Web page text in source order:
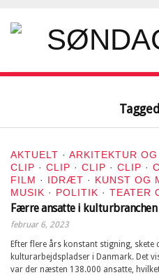
AKTUELT · ARKITEKTUR
CLIP · CLIP · CLIP · CLIP ·
FILM · IDRÆT · KUNST OG
MUSIK · POLITIK · TEATER
Færre ansatte i kulturbranchen
februar 6, 2023
Efter flere års konstant stigning,
kulturarbejdspladser i Danmark. Det
var der næsten 138.000 ansatte,